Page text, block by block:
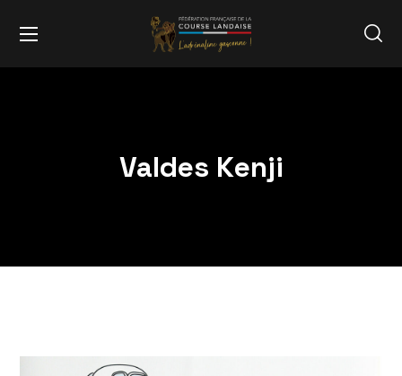
Valdes Kenji